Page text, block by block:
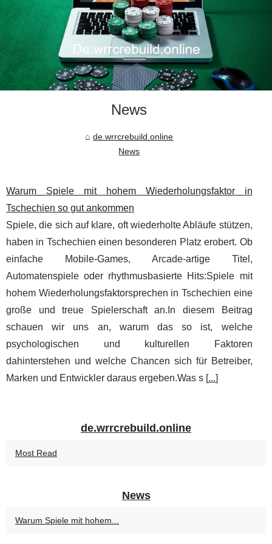
News
de.wrrcrebuild.online
News
Warum Spiele mit hohem Wiederholungsfaktor in
Tschechien so gut ankommen
Spiele, die sich auf klare, oft wiederholte Abläufe stützen,
haben in Tschechien einen besonderen Platz erobert. Ob
einfache Mobile-Games, Arcade‑artige Titel,
Automatenspiele oder rhythmusbasierte Hits:Spiele mit
hohem Wiederholungsfaktorsprechen in Tschechien eine
große und treue Spielerschaft an.In diesem Beitrag
schauen wir uns an, warum das so ist, welche
psychologischen und kulturellen Faktoren
dahinterstehen und welche Chancen sich für Betreiber,
Marken und Entwickler daraus ergeben.Was s [...]
de.wrrcrebuild.online
Most Read
News
Warum Spiele mit hohem...